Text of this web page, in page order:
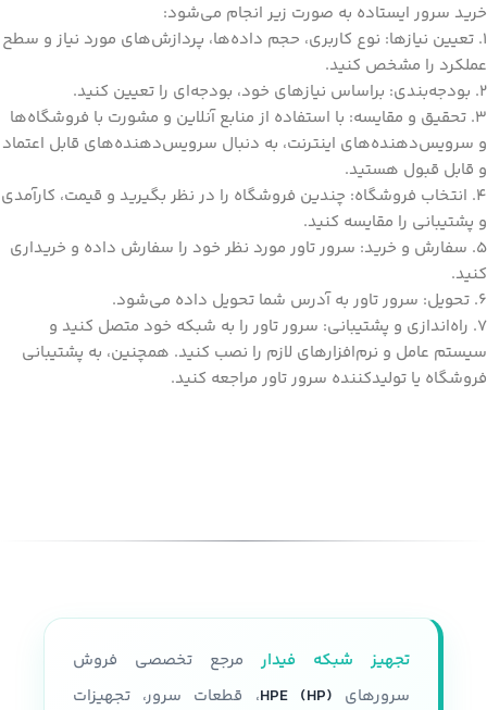
خرید سرور ایستاده به صورت زیر انجام می‌شود:
1. تعیین نیازها: نوع کاربری، حجم داده‌ها، پردازش‌های مورد نیاز و سطح
عملکرد را مشخص کنید.
2. بودجه‌بندی: براساس نیازهای خود، بودجه‌ای را تعیین کنید.
3. تحقیق و مقایسه: با استفاده از منابع آنلاین و مشورت با فروشگاه‌ها
و سرویس‌دهنده‌های اینترنت، به دنبال سرویس‌دهنده‌های قابل اعتماد
و قابل قبول هستید.
4. انتخاب فروشگاه: چندین فروشگاه را در نظر بگیرید و قیمت، کارآمدی
و پشتیبانی را مقایسه کنید.
5. سفارش و خرید: سرور تاور مورد نظر خود را سفارش داده و خریداری
کنید.
6. تحویل: سرور تاور به آدرس شما تحویل داده می‌شود.
7. راه‌اندازی و پشتیبانی: سرور تاور را به شبکه خود متصل کنید و
سیستم عامل و نرم‌افزارهای لازم را نصب کنید. همچنین، به پشتیبانی
فروشگاه یا تولیدکننده سرور تاور مراجعه کنید.
تجهیز شبکه فیدار مرجع تخصصی فروش
سرورهای HPE (HP)، قطعات سرور، تجهیزات